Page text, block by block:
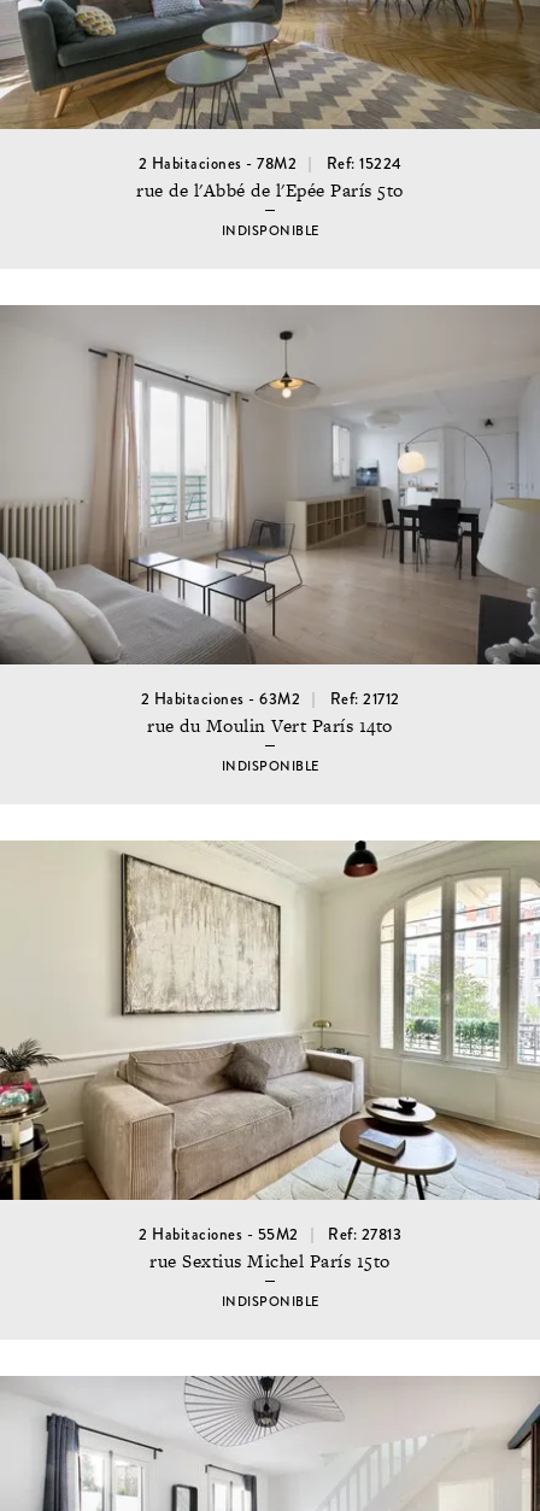
2 Habitaciones - 78M2 Ref: 15224
rue de l'Abbé de l'Epée París 5to
INDISPONIBLE
2 Habitaciones - 63M2 Ref: 21712
rue du Moulin Vert París 14to
INDISPONIBLE
2 Habitaciones - 55M2 Ref: 27813
rue Sextius Michel París 15to
INDISPONIBLE